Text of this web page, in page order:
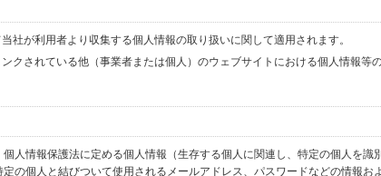
社が利用者より収集する個人情報の取り扱いに関して適用されます。
クされている他（事業者または個人）のウェブサイトにおける個人情報等
人情報保護法に定める個人情報（生存する個人に関連し、特定の個人を識
の個人と結びついて使用されるメールアドレス、パスワードなどの情報お